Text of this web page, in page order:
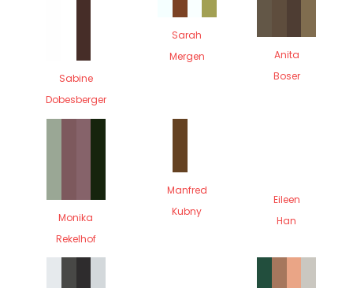
Sabine
Dobesberger
Sarah
Mergen
Anita
Boser
Monika
Rekelhof
Manfred
Kubny
Eileen
Han